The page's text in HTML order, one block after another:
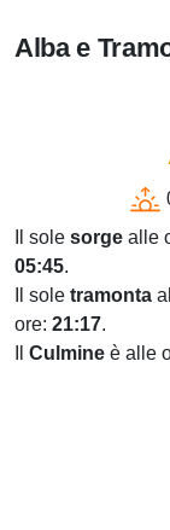
Alba e
Il sole sorge alle
05:45.
Il sole tramonta
ore: 21:17.
Culmine è alle